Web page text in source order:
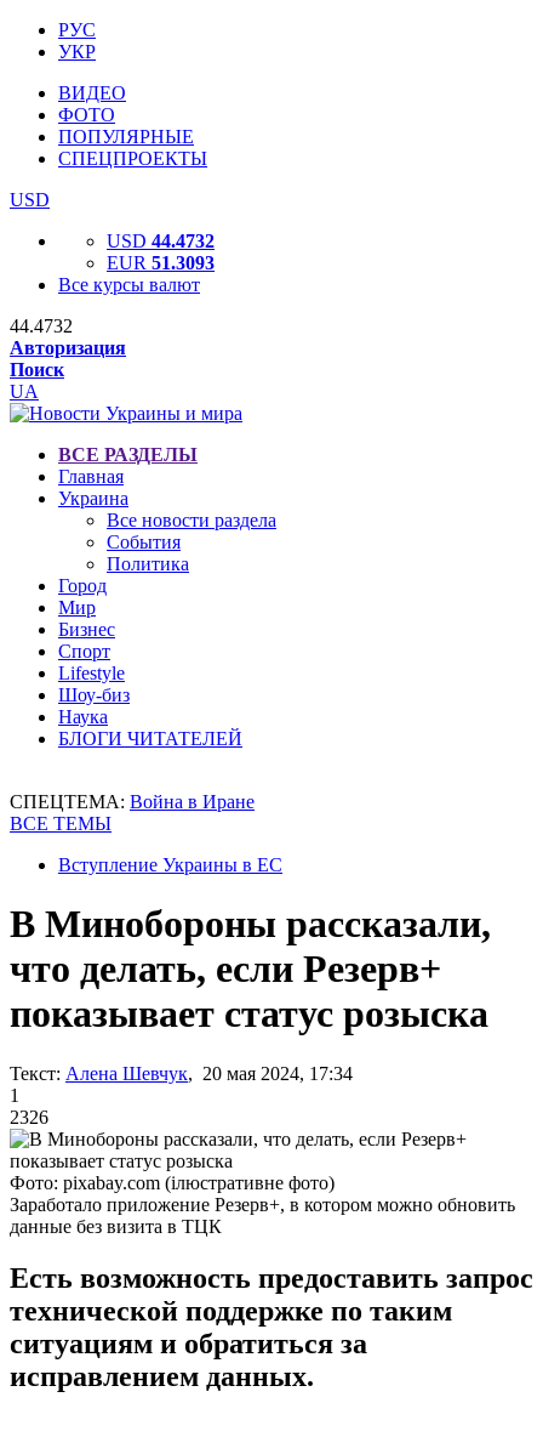
РУС
УКР
ВИДЕО
ФОТО
ПОПУЛЯРНЫЕ
СПЕЦПРОЕКТЫ
USD
USD 44.4732
EUR 51.3093
Все курсы валют
44.4732
Авторизация
Поиск
UA
ВСЕ РАЗДЕЛЫ
Главная
Украина
Все новости раздела
События
Политика
Город
Мир
Бизнес
Спорт
Lifestyle
Шоу-биз
Наука
БЛОГИ ЧИТАТЕЛЕЙ
СПЕЦТЕМА: Война в Иране
ВСЕ ТЕМЫ
Вступление Украины в ЕС
В Минобороны рассказали,
что делать, если Резерв+
показывает статус розыска
Текст: Алена Шевчук, 20 мая 2024, 17:34
1
2326
Фото: pixabay.com (ілюстративне фото)
Заработало приложение Резерв+, в котором можно обновить
данные без визита в ТЦК
Есть возможность предоставить запрос
технической поддержке по таким
ситуациям и обратиться за
исправлением данных.